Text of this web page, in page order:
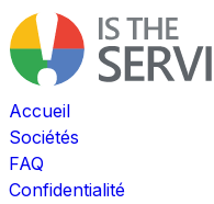
Accueil
Sociétés
FAQ
Confidentialité